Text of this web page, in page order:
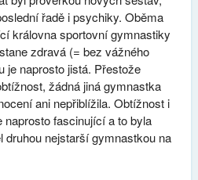
řadě i psychiky. Oběma
královna sportovní gymnastiky
zdravá (= bez vážného
je naprosto jistá. Přestože
žádná jiná gymnastka
ani nepřiblížila. Obtížnost i
fascinující a to byla
druhou nejstarší gymnastkou na